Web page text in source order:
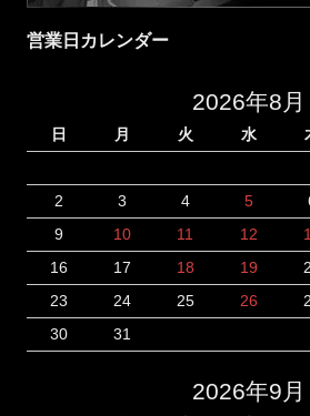
営業日カレンダー
2026年8月
日 月 火 水
2
3 4 5
9
10 11 12
16
17 18 19
23
24 25 26
30
31
2026年9月